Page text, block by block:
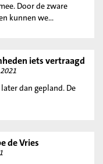
Door de zware
kunnen we...
iets vertraagd
dan gepland. De
de Vries